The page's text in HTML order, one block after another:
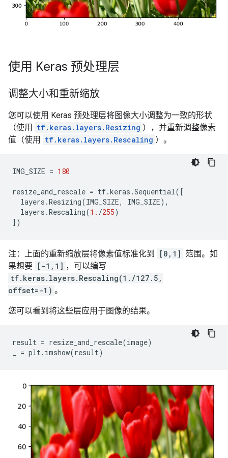
使用 Keras 预处理层
调整大小和重新缩放
您可以使用 Keras 预处理层将图像大小调整为一致的形状
（使用
tf.keras.layers.Resizing ），并重新调整像素
值（使用
tf.keras.layers.Rescaling ）。
IMG_SIZE = 180
resize_and_rescale = tf.keras .Sequential([
layers .Resizing(IMG_SIZE, IMG_SIZE),
layers .Rescaling(1. /255)
])
注：上面的重新缩放层将像素值标准化到 [0,1]
范围。如
果想要
[-1,1] ，可以编写
tf.keras.layers.Rescaling(1./127.5,
offset=-1) 。
您可以看到将这些层应用于图像的结果。
result = resize_and_rescale(image)
= plt. imshow(result)